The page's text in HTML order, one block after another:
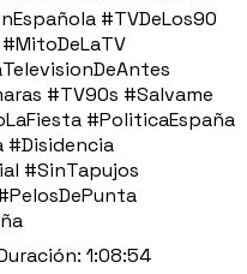
#TVDeLos90
#TV90s #Salvame
#PoliticaEspaña
#Disidencia
#SinTapujos
1:08:54